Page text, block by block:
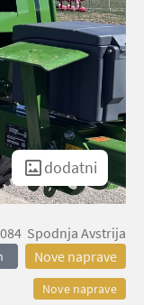
dodatni
Spodnja Avstrija
Nove naprave
Nove naprave